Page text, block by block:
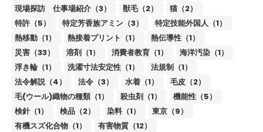
現場探訪 仕事場紹介（3）
獣毛（2）
猫（2）
特許（5）
特定芳香族アミン（3）
特定技能外国人（1）
熱移動（1）
熱接着プリント（1）
熱伝導性（1）
災害（33）
溶剤（1） 消費者教育（1）
海洋汚染（1）
浮き輪（1）
洗濯寸法安定性（1）
法規制（1）
法令解説（4）
法令（3） 水着（1）
毛皮（2）
毛(ウール)織物の種類（1）
殺虫剤（1）
機能性（5）
検針（1）
検品（2） 染料（1）
東京（9）
有機スズ化合物（1）
有害物質（12）